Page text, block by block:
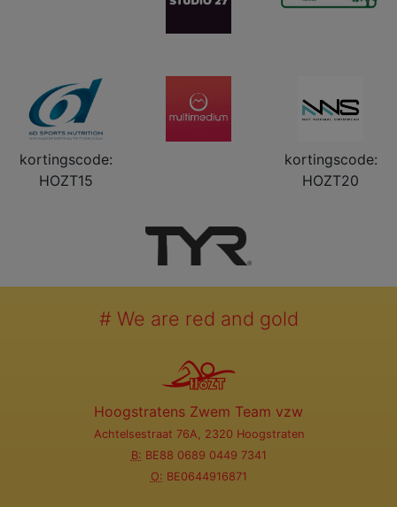
kortingscode:
HOZT15
kortingscode:
HOZT20
# We are red and gold
Hoogstratens Zwem Team vzw
Achtelsestraat 76A, 2320 Hoogstraten
B: BE88 0689 0449 7341
O: BE0644916871